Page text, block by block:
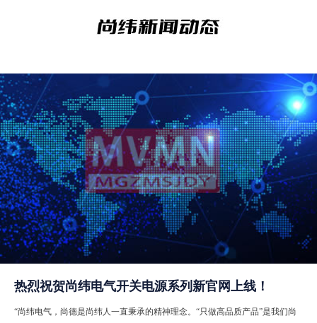
热烈祝贺尚纬电气开关电源系列新官网上线！
“尚纬电气，尚德是尚纬人一直秉承的精神理念。“只做高品质产品”是我们尚